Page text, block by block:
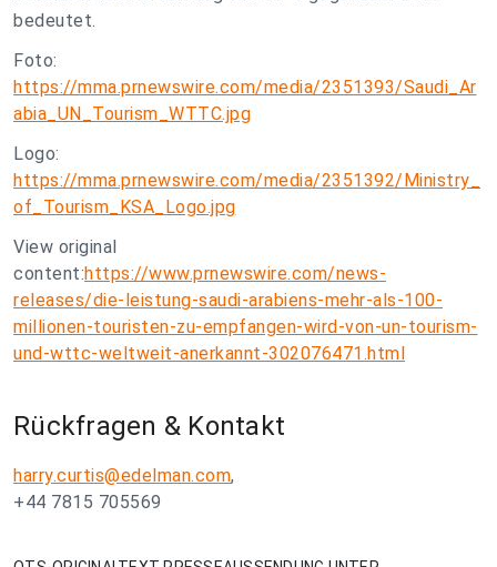
bedeutet.
Foto:
https://mma.prnewswire.com/media/2351393/Saudi_Ar
abia_UN_Tourism_WTTC.jpg
Logo:
https://mma.prnewswire.com/media/2351392/Ministry_
of_Tourism_KSA_Logo.jpg
View original
content:https://www.prnewswire.com/news-
releases/die-leistung-saudi-arabiens-mehr-als-100-
millionen-touristen-zu-empfangen-wird-von-un-tourism-
und-wttc-weltweit-anerkannt-302076471.html
Rückfragen & Kontakt
harry.curtis@edelman.com,
+44 7815 705569